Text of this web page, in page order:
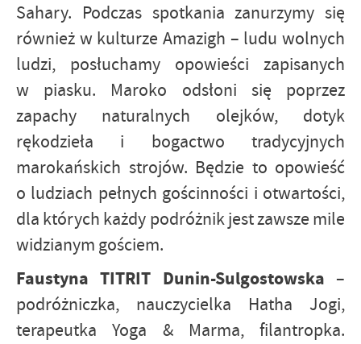
Sahary. Podczas spotkania zanurzymy się
również w kulturze Amazigh – ludu wolnych
ludzi, posłuchamy opowieści zapisanych
w piasku. Maroko odsłoni się poprzez
zapachy naturalnych olejków, dotyk
rękodzieła i bogactwo tradycyjnych
marokańskich strojów. Będzie to opowieść
o ludziach pełnych gościnności i otwartości,
dla których każdy podróżnik jest zawsze mile
widzianym gościem.
Faustyna TITRIT Dunin-Sulgostowska –
podróżniczka, nauczycielka Hatha Jogi,
terapeutka Yoga & Marma, filantropka.